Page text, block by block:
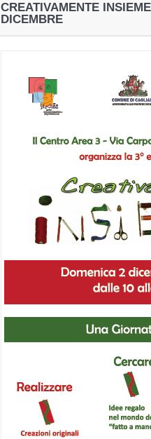
CREATIVAMENTE
DICEMBRE